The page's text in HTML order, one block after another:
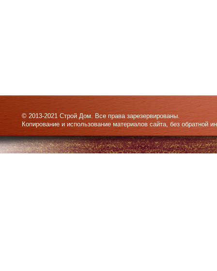
© 2013-2021 Строй Дом. Все права зарезервированы.
Копирование и использование материалов сайта, без обратной